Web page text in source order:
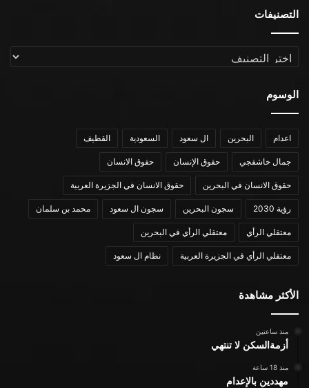
التصنيفات
التصنيفات
الوسوم
اعدام البحرين ال سعود السعودية القطيف
جمال خاشقجي حقوق الإنسان حقوق الانسان
حقوق الانسان في البحرين حقوق الانسان في الجزيرة العربية
رؤية 2030 سجون البحرين سجون ال سعود محمد بن سلمان
معتقلي الرأي معتقلي الرأي في البحرين
معتقلي الرأي في الجزيرة العربية نظام ال سعود
الأكثر مشاهدة
منذ ساعتين
أزمةالسكن لا تنتهي
منذ 18 ساعة
مهددين بالإعدام